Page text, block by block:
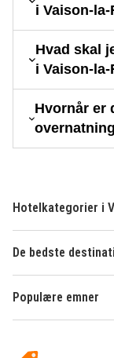
i Vaison-
Hvad skal
i Vaison-
Hvornår er
Hotelkategorier i
De bedste
Populære emner
HotelSpecials